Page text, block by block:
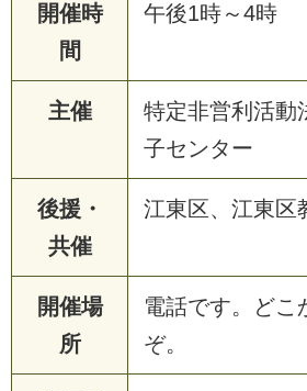
開催時
間
午後1時～4時
主催
特定非営利活動
子センター
後援・
共催
江東区、江東区
開催場
所
電話です。どこ
ぞ。